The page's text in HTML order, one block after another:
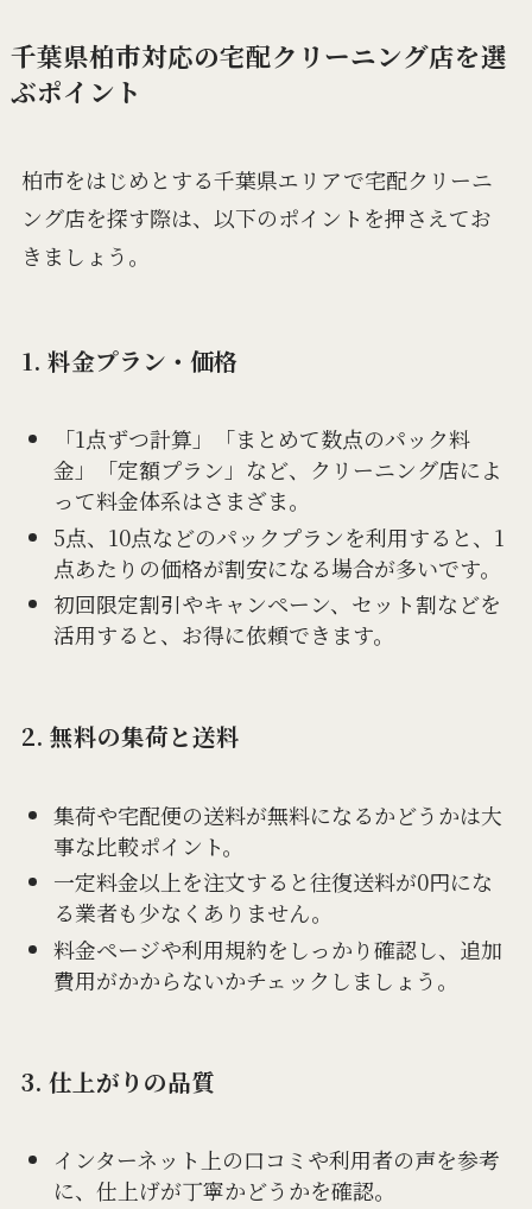
千葉県柏市対応の宅配クリーニング店を選
ぶポイント
柏市をはじめとする千葉県エリアで宅配クリーニ
ング店を探す際は、以下のポイントを押さえてお
きましょう。
1. 料金プラン・価格
「1点ずつ計算」「まとめて数点のパック料
金」「定額プラン」など、クリーニング店によ
って料金体系はさまざま。
5点、10点などのパックプランを利用すると、1
点あたりの価格が割安になる場合が多いです。
初回限定割引やキャンペーン、セット割などを
活用すると、お得に依頼できます。
2. 無料の集荷と送料
集荷や宅配便の送料が無料になるかどうかは大
事な比較ポイント。
一定料金以上を注文すると往復送料が0円にな
る業者も少なくありません。
料金ページや利用規約をしっかり確認し、追加
費用がかからないかチェックしましょう。
3. 仕上がりの品質
インターネット上の口コミや利用者の声を参考
に、仕上げが丁寧かどうかを確認。